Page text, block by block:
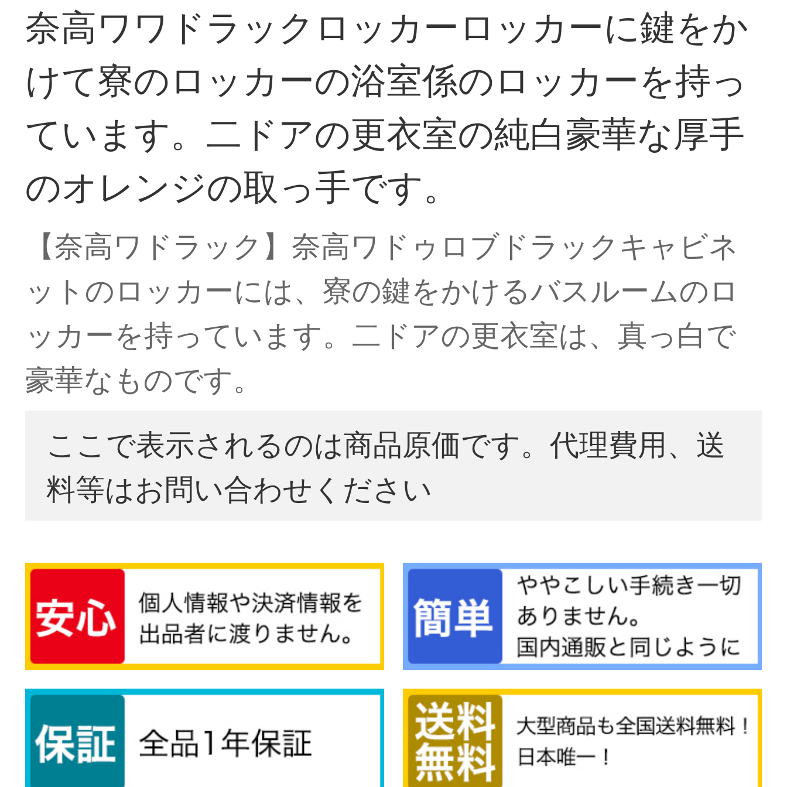
奈高ワワドラックロッカーロッカーに鍵をか
けて寮のロッカーの浴室係のロッカーを持っ
ています。二ドアの更衣室の純白豪華な厚手
のオレンジの取っ手です。
【奈高ワドラック】奈高ワドゥロブドラックキャビネ
ットのロッカーには、寮の鍵をかけるバスルームのロ
ッカーを持っています。二ドアの更衣室は、真っ白で
豪華なものです。
ここで表示されるのは商品原価です。代理費用、送
料等はお問い合わせください